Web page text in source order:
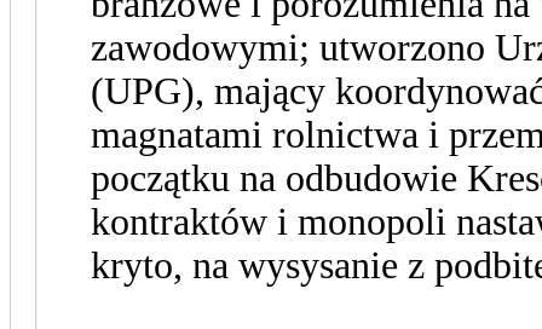
zawodowymi; utworzono
(UPG), mający
magnatami rolnictwa i
początku na odbudowie
kontraktów i monopoli
kryto, na wysysanie z